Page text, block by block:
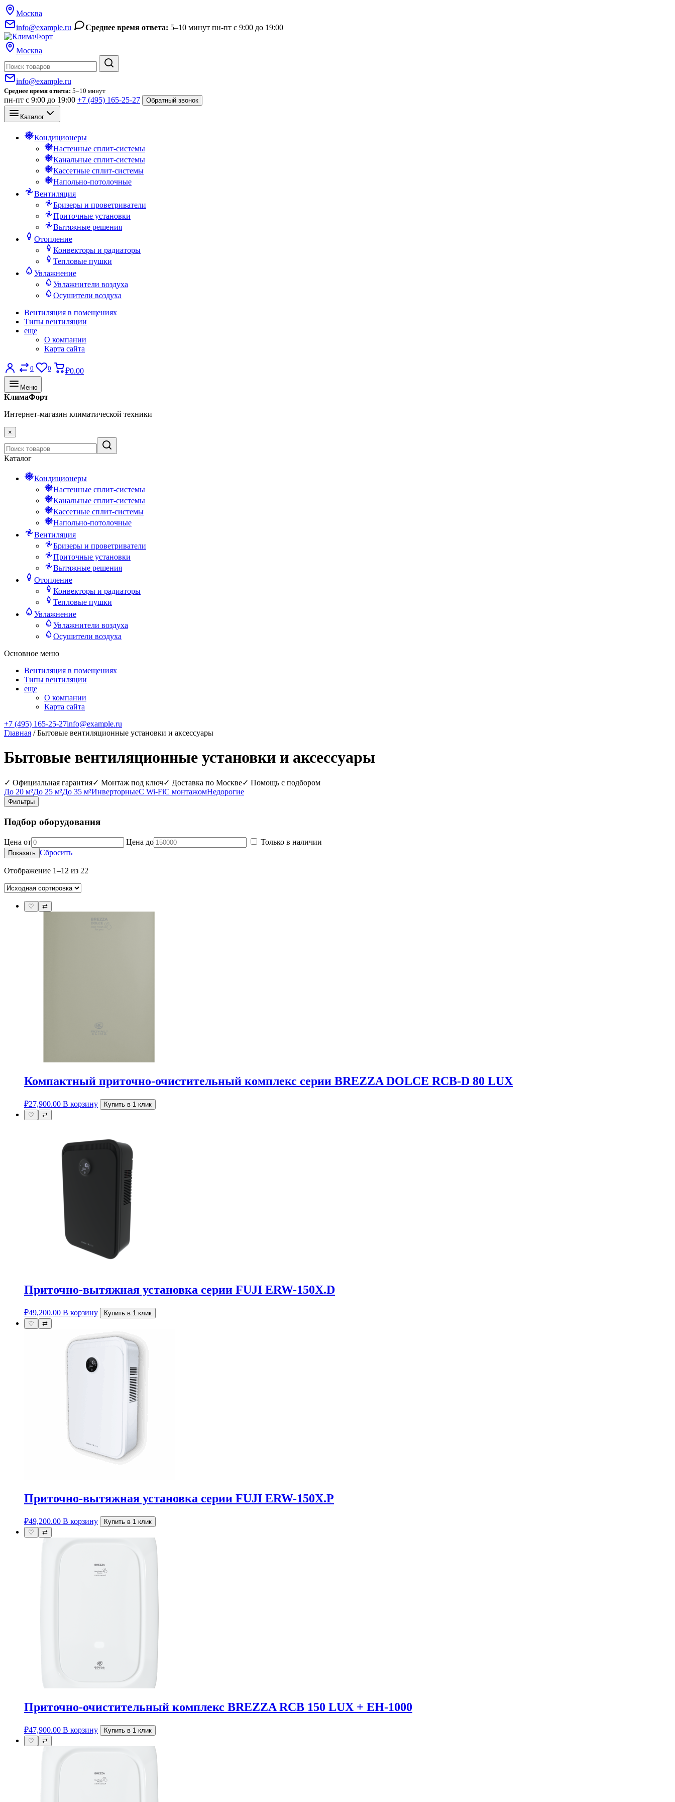
Москва
info@example.ru
Среднее время ответа: 5–10 минут пн-пт с 9:00 до 19:00
Москва
info@example.ru
Среднее время ответа: 5–10 минут
пн-пт с 9:00 до 19:00 +7 (495) 165-25-27 Обратный звонок
Каталог
Кондиционеры
Настенные сплит-системы
Канальные сплит-системы
Кассетные сплит-системы
Напольно-потолочные
Вентиляция
Бризеры и проветриватели
Приточные установки
Вытяжные решения
Отопление
Конвекторы и радиаторы
Тепловые пушки
Увлажнение
Увлажнители воздуха
Осушители воздуха
Вентиляция в помещениях
Типы вентиляции
еще
О компании
Карта сайта
0 0 ₽0.00
Меню
КлимаФорт
Интернет-магазин климатической техники
×
Каталог
Кондиционеры
Настенные сплит-системы
Канальные сплит-системы
Кассетные сплит-системы
Напольно-потолочные
Вентиляция
Бризеры и проветриватели
Приточные установки
Вытяжные решения
Отопление
Конвекторы и радиаторы
Тепловые пушки
Увлажнение
Увлажнители воздуха
Осушители воздуха
Основное меню
Вентиляция в помещениях
Типы вентиляции
еще
О компании
Карта сайта
+7 (495) 165-25-27info@example.ru
Главная / Бытовые вентиляционные установки и аксессуары
Бытовые вентиляционные установки и аксессуары
✓ Официальная гарантия✓ Монтаж под ключ✓ Доставка по Москве✓ Помощь с подбором
До 20 м²До 25 м²До 35 м²ИнверторныеС Wi‑FiС монтажомНедорогие
Фильтры
Подбор оборудования
Цена от Цена до Только в наличии
Показать Сбросить
Отображение 1–12 из 22
♡ ⇄
Компактный приточно-очистительный комплекс серии BREZZA DOLCE RCB-D 80 LUX
₽27,900.00 В корзину
Купить в 1 клик
♡
⇄
Приточно-вытяжная установка серии FUJI ERW-150X.D
₽49,200.00 В корзину
Купить в 1 клик
♡
⇄
Приточно-вытяжная установка серии FUJI ERW-150X.P
₽49,200.00 В корзину
Купить в 1 клик
♡
⇄
Приточно-очистительный комплекс BREZZA RCB 150 LUX + EH-1000
₽47,900.00 В корзину
Купить в 1 клик
♡
⇄